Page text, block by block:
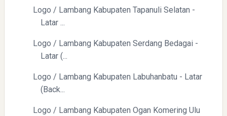
Logo / Lambang Kabupaten Tapanuli Selatan -
Latar ...
Logo / Lambang Kabupaten Serdang Bedagai -
Latar (...
Logo / Lambang Kabupaten Labuhanbatu - Latar
(Back...
Logo / Lambang Kabupaten Ogan Komering Ulu